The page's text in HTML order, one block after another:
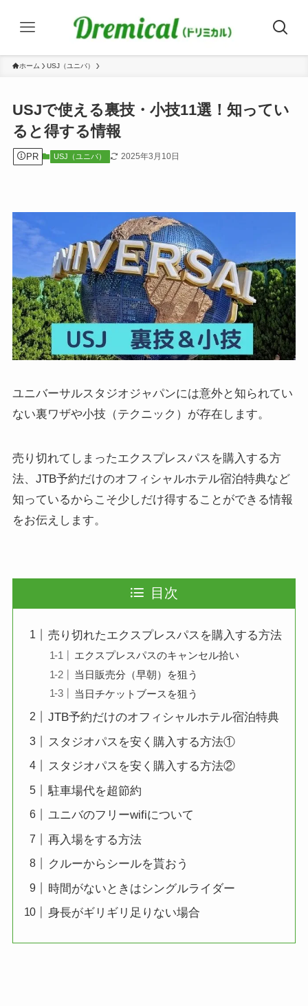
ホーム USJ（ユニバ）
USJで使える裏技・小技11選！知ってい
ると得する情報
PR USJ（ユニバ） 2025年3月10日
ユニバーサルスタジオジャパンには意外と知られてい
ない裏ワザや小技（テクニック）が存在します。
売り切れてしまったエクスプレスパスを購入する方
法、JTB予約だけのオフィシャルホテル宿泊特典など
知っているからこそ少しだけ得することができる情報
をお伝えします。
目次
売り切れたエクスプレスパスを購入する方法
エクスプレスパスのキャンセル拾い
当日販売分（早朝）を狙う
当日チケットブースを狙う
JTB予約だけのオフィシャルホテル宿泊特典
スタジオパスを安く購入する方法①
スタジオパスを安く購入する方法②
駐車場代を超節約
ユニバのフリーwifiについて
再入場をする方法
クルーからシールを貰おう
時間がないときはシングルライダー
身長がギリギリ足りない場合